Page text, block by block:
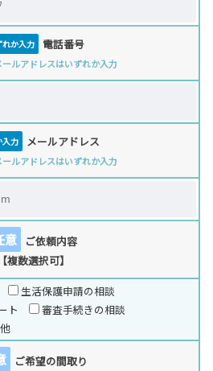
れか入力 電話番号
ルアドレスはいずれか入力
入力 メールアドレス
ルアドレスはいずれか入力
意
ご依頼内容
【複数選択可】
生活保護申請の相談
ト
審査手続きの相談
ご希望の間取り